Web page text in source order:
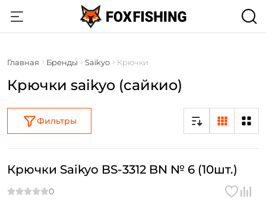
Главная Бренды Saikyo Крючки
Крючки saikyo (сайкио)
Фильтры
Крючки Saikyo BS-3312 BN № 6 (10шт.)